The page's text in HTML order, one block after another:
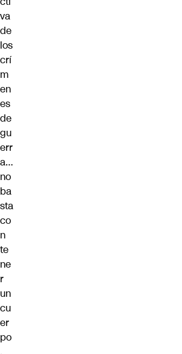
va
de
los
crí
m
en
es
de
gu
err
a…
no
ba
sta
co
n
te
ne
r
un
cu
er
po